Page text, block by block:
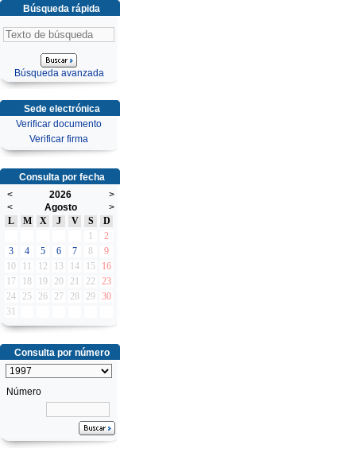
Búsqueda rápida
Búsqueda avanzada
Sede electrónica
Verificar documento
Verificar firma
Consulta por fecha
<
2026
>
<
Agosto
>
L
M X J V S
D
1
2
3
4 5 6 7 8
9
10
11 12 13 14 15
16
17
18 19 20 21 22
23
24
25 26 27 28 29 30
31
Consulta por número
Número